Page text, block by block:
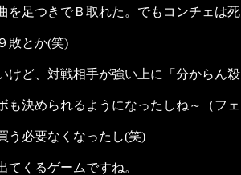
を足つきでＢ取れた。でもコンチェは
敗とか(笑)
けど、対戦相手が強い上に「分からん
も決められるようになったしね～（フ
う必要なくなったし(笑)
てくるゲームですね。